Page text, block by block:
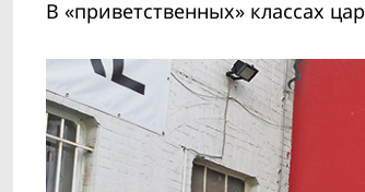
В «приветственных» классах